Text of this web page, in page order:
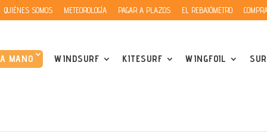
QUIÉNES SOMOS METEOROLOGÍA PAGAR A PLAZOS EL REBAJÓMETRO
MANO WINDSURF KITESURF WINGFOIL